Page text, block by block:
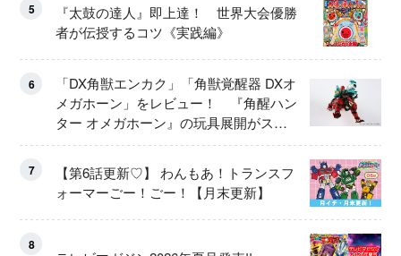
5
『太鼓の達人』即上達！ 世界大会優勝
者が伝授するコツ《実践編》
6
「DX角獣エンカク」「角獣覚醒器 DXオ
メガホーン」をレビュー！ 『角醒ハン
ター オメガホーン』の玩具展開がスタ
ート！
7
【第6話更新♡】 わんもあ！トランスフ
ォーマーごー！ごー！【月末更新】
8